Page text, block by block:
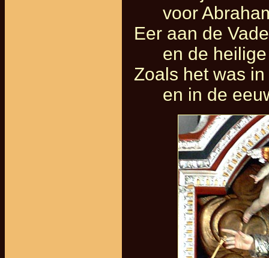
voor
Eer aan de
en de heilige
Zoals het was
en in de